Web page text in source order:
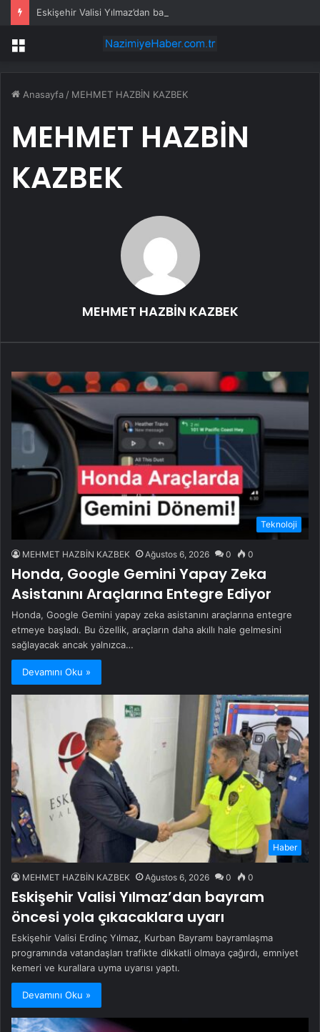
Menü
Anasayfa / MEHMET HAZBİN KAZBEK
MEHMET HAZBİN
KAZBEK
MEHMET HAZBİN KAZBEK
Teknoloji
MEHMET HAZBİN KAZBEK Ağustos 6, 2026 0 0
Honda, Google Gemini Yapay Zeka
Asistanını Araçlarına Entegre Ediyor
Honda, Google Gemini yapay zeka asistanını araçlarına entegre
etmeye başladı. Bu özellik, araçların daha akıllı hale gelmesini
sağlayacak ancak yalnızca…
Devamını Oku »
Haber
MEHMET HAZBİN KAZBEK Ağustos 6, 2026 0 0
Eskişehir Valisi Yılmaz’dan bayram
öncesi yola çıkacaklara uyarı
Eskişehir Valisi Erdinç Yılmaz, Kurban Bayramı bayramlaşma
programında vatandaşları trafikte dikkatli olmaya çağırdı, emniyet
kemeri ve kurallara uyma uyarısı yaptı.
Devamını Oku »